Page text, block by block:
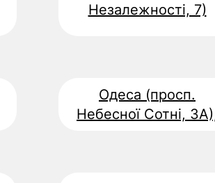
Незалежності, 7)
Одеса (просп.
Небесної Сотні,